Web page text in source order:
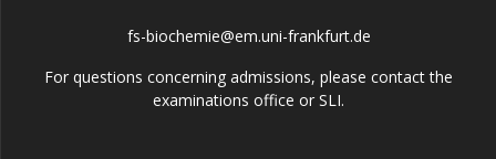
fs-biochemie@em.uni-frankfurt.de
For questions concerning admissions, please contact the
examinations office or SLI.